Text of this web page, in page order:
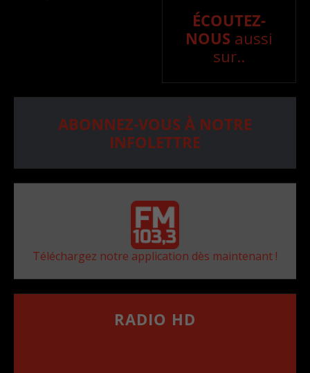
ÉCOUTEZ-
NOUS aussi
sur..
ABONNEZ-VOUS À NOTRE
INFOLETTRE
Téléchargez notre application dès maintenant !
RADIO HD